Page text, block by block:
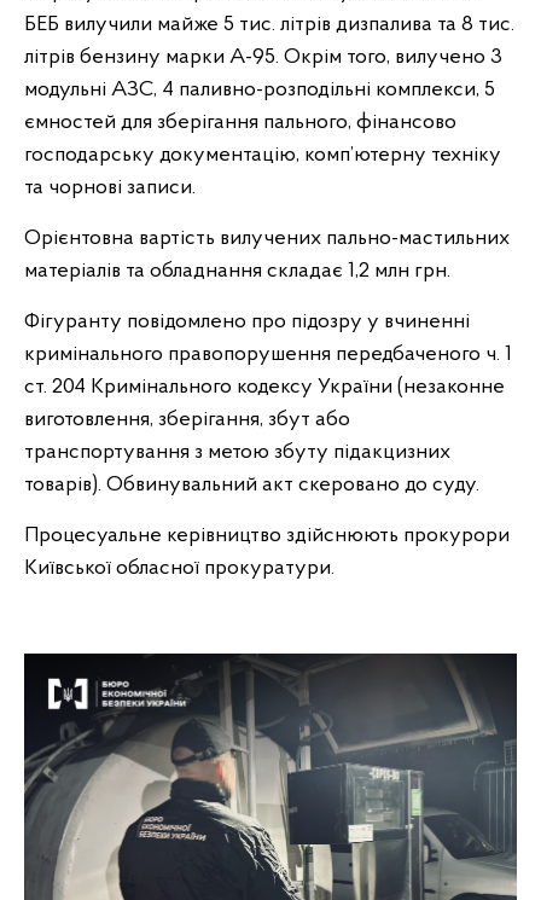
БЕБ вилучили майже 5 тис. літрів дизпалива та 8 тис.
літрів бензину марки А-95. Окрім того, вилучено 3
модульні АЗС, 4 паливно-розподільні комплекси, 5
ємностей для зберігання пального, фінансово
господарську документацію, комп’ютерну техніку
та чорнові записи.
Орієнтовна вартість вилучених пально-мастильних
матеріалів та обладнання складає 1,2 млн грн.
Фігуранту повідомлено про підозру у вчиненні
кримінального правопорушення передбаченого ч. 1
ст. 204 Кримінального кодексу України (незаконне
виготовлення, зберігання, збут або
транспортування з метою збуту підакцизних
товарів). Обвинувальний акт скеровано до суду.
Процесуальне керівництво здійснюють прокурори
Київської обласної прокуратури.